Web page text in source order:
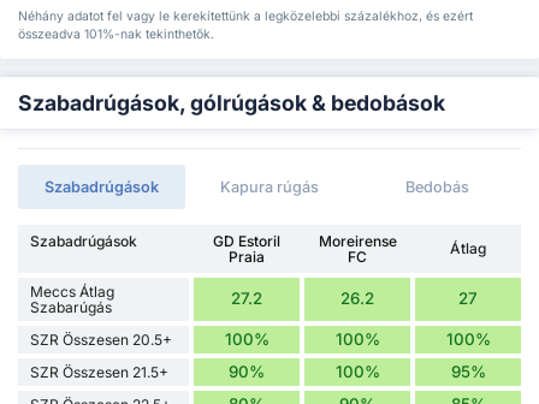
Néhány adatot fel vagy le kerekítettünk a legközelebbi százalékhoz, és ezért
összeadva 101%-nak tekinthetők.
Szabadrúgások, gólrúgások & bedobások
Szabadrúgások Kapura rúgás Bedobás
Szabadrúgások
GD Estoril
Praia
Moreirense
FC
Átlag
Meccs Átlag
Szabarúgás
27.2 26.2 27
SZR Összesen 20.5+ 100% 100% 100%
SZR Összesen 21.5+ 90% 100% 95%